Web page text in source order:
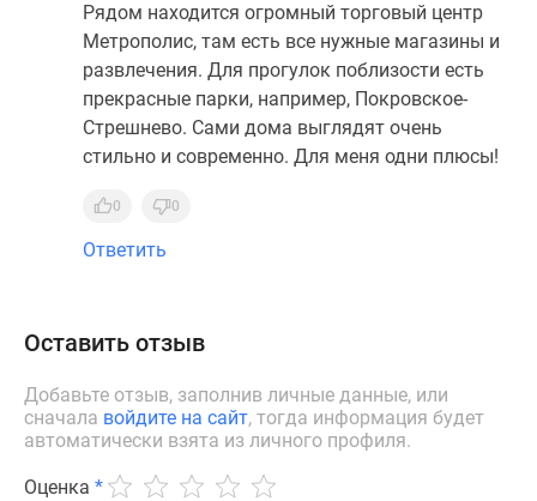
Рядом находится огромный торговый центр
Метрополис, там есть все нужные магазины и
развлечения. Для прогулок поблизости есть
прекрасные парки, например, Покровское-
Стрешнево. Сами дома выглядят очень
стильно и современно. Для меня одни плюсы!
0 0
Ответить
Оставить отзыв
Добавьте отзыв, заполнив личные данные, или
сначала войдите на сайт, тогда информация будет
автоматически взята из личного профиля.
Оценка *